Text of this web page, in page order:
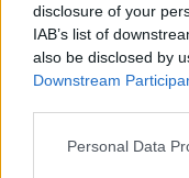
disclosure of your
IAB’s list of
also be disclosed by
Downstream
Personal Data
– magyarázta
pünkösdi